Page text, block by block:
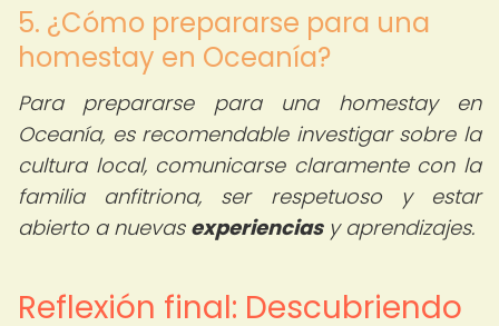
5. ¿Cómo prepararse para una
homestay en Oceanía?
Para prepararse para una homestay en
Oceanía, es recomendable investigar sobre la
cultura local, comunicarse claramente con la
familia anfitriona, ser respetuoso y estar
abierto a nuevas experienciasy aprendizajes.
Reflexión final: Descubriendo